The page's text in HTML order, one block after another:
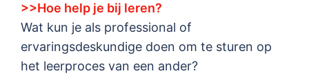
>>Hoe help je bij leren?
Wat kun je als professional of
ervaringsdeskundige doen om te sturen op
het leerproces van een ander?